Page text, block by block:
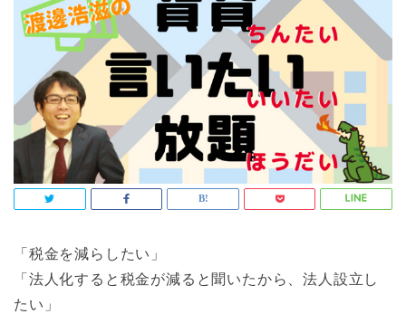
「税金を減らしたい」
「法人化すると税金が減ると聞いたから、法人設立し
たい」